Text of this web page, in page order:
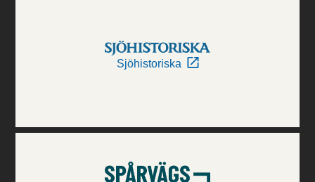
Sjöhistoriska